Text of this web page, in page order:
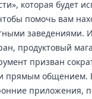
которая будет
помочь вам
заведениями.
продуктовый
призван
прямым общением.
приложения,